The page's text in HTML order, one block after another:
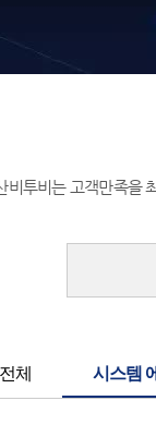
비투비는 고객만족을
전체 시스템